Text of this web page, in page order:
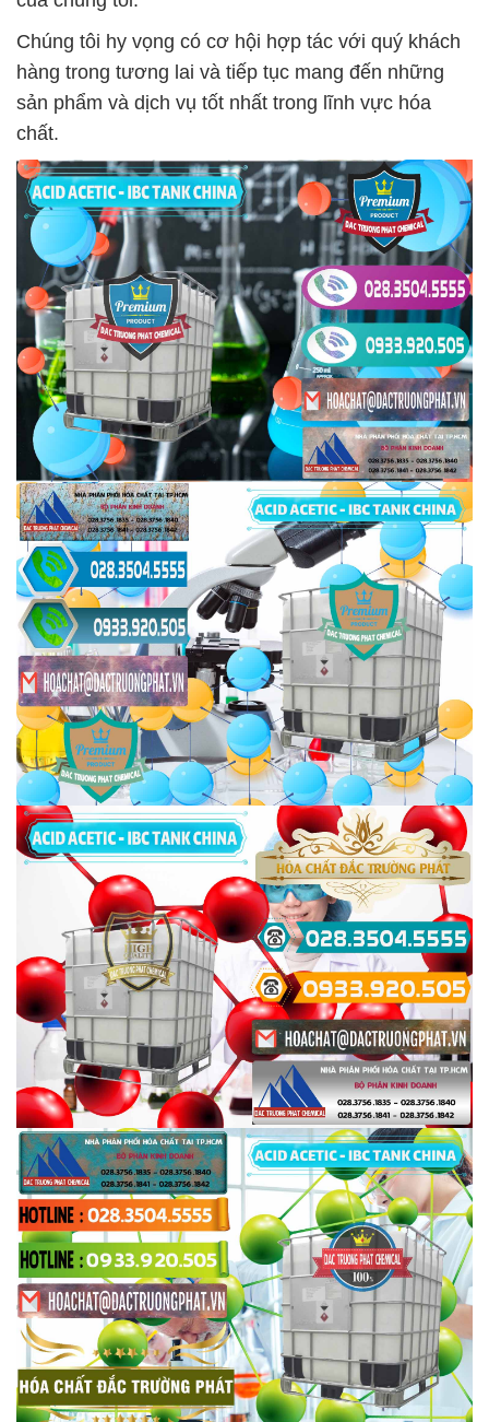
Chúng tôi hy vọng có cơ hội hợp tác với quý khách
hàng trong tương lai và tiếp tục mang đến những
sản phẩm và dịch vụ tốt nhất trong lĩnh vực hóa
chất.